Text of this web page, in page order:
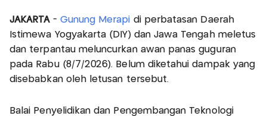
JAKARTA - Gunung Merapi di perbatasan Daerah
Istimewa Yogyakarta (DIY) dan Jawa Tengah meletus
dan terpantau meluncurkan awan panas guguran
pada Rabu (8/7/2026). Belum diketahui dampak yang
disebabkan oleh letusan tersebut.
Balai Penyelidikan dan Pengembangan Teknologi